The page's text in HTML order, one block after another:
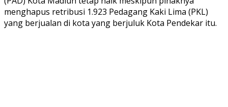
menghapus retribusi 1.923 Pedagang Kaki Lima (PKL)
yang berjualan di kota yang berjuluk Kota Pendekar itu.